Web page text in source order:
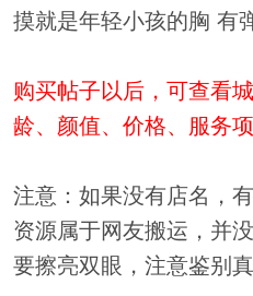
摸就是年轻小孩的胸 有
购买帖子以后，可查看
龄、颜值、价格、服务
注意：如果没有店名，
资源属于网友搬运，并
要擦亮双眼，注意鉴别真